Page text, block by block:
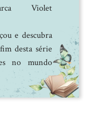
Violet
e descubra
desta série
no mundo